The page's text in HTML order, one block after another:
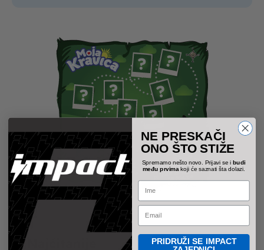
NE PRESKAČI
ONO ŠTO STIŽE
Spremamo nešto novo. Prijavi se ibudi
među prvima koji će saznati šta dolazi.
Name
Email
PRIDRUŽI SE IMPACT